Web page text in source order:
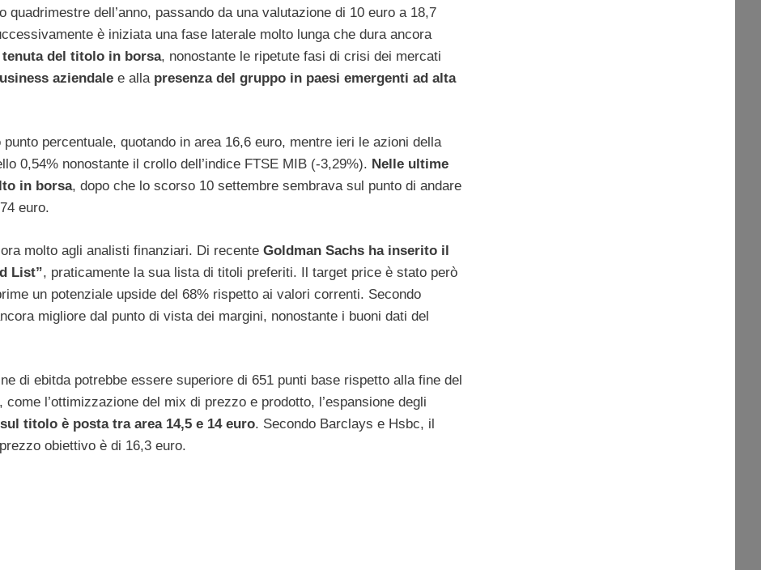
quadrimestre dell’anno, passando da una valutazione di 10 euro a 18,7
è iniziata una fase laterale molto lunga che dura ancora
tenuta del titolo in borsa, nonostante le ripetute fasi di crisi dei mercati
aziendale e alla presenza del gruppo in paesi emergenti ad alta
percentuale, quotando in area 16,6 euro, mentre ieri le azioni della
0,54% nonostante il crollo dell’indice FTSE MIB (-3,29%). Nelle ultime
in borsa, dopo che lo scorso 10 settembre sembrava sul punto di andare
euro.
molto agli analisti finanziari. Di recente Goldman Sachs ha inserito il
List”, praticamente la sua lista di titoli preferiti. Il target price è stato però
un potenziale upside del 68% rispetto ai valori correnti. Secondo
migliore dal punto di vista dei margini, nonostante i buoni dati del
di ebitda potrebbe essere superiore di 651 punti base rispetto alla fine del
l’ottimizzazione del mix di prezzo e prodotto, l’espansione degli
titolo è posta tra area 14,5 e 14 euro. Secondo Barclays e Hsbc, il
obiettivo è di 16,3 euro.